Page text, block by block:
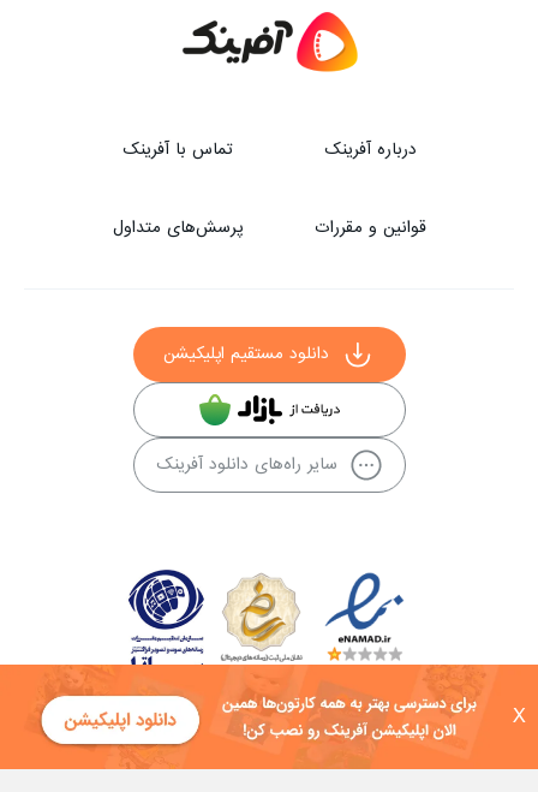
X
درباره آفرینک تماس با آفرینک
قوانین و مقررات پرسش‌های متداول
دانلود مستقیم اپلیکیشن
سایر راه‌های دانلود آفرینک
کلیه حقوق این سایت به شرکت توسعه فناوی هفت آسمان توکان تعلق دارد و